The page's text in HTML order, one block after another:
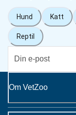
Hund Katt
Reptil
Om VetZoo